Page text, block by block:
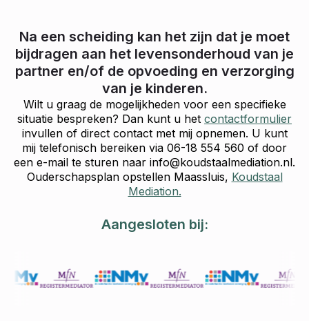
Na een scheiding kan het zijn dat je moet
bijdragen aan het levensonderhoud van je
partner en/of de opvoeding en verzorging
van je kinderen.
Wilt u graag de mogelijkheden voor een specifieke
situatie bespreken? Dan kunt u het contactformulier
invullen of direct contact met mij opnemen. U kunt
mij telefonisch bereiken via 06-18 554 560 of door
een e-mail te sturen naar info@koudstaalmediation.nl.
Ouderschapsplan opstellen Maassluis, Koudstaal
Mediation.
Aangesloten bij: